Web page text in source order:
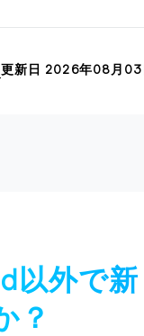
更新日 2026年08月03
以外で
？